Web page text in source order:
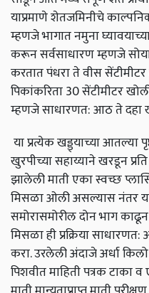
याप्रमाणे शेतजमिनीचे
म्हणजे भागात नमुना
करून सर्वसाधारण म्हणजे
करतात पंधरा ते वीस
पिकांकरिता 30 सेंटीमीटर
म्हणजे साधारणत: आठ ते दहा
या प्रत्येक खड्ड्याच्या आतल्या
खुरपीच्या सहाय्याने खरडून
झालेली माती एका स्वच्छ
मिसळा ओली असल्यास नंतर
समोरासमोरील दोन भाग
मिसळा ही प्रक्रिया साधारणत:
करा. उरलेली अंदाजे अर्धा
पिशवीत माहिती पत्रक टाका